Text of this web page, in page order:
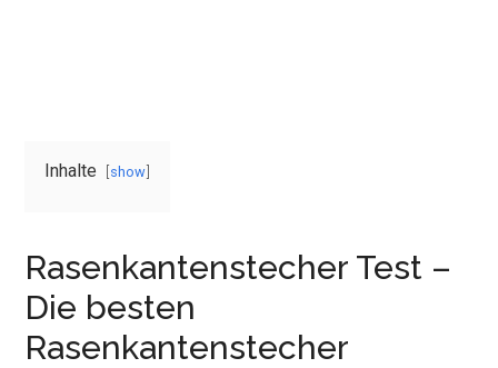
Inhalte show
Rasenkantenstecher Test –
Die besten
Rasenkantenstecher